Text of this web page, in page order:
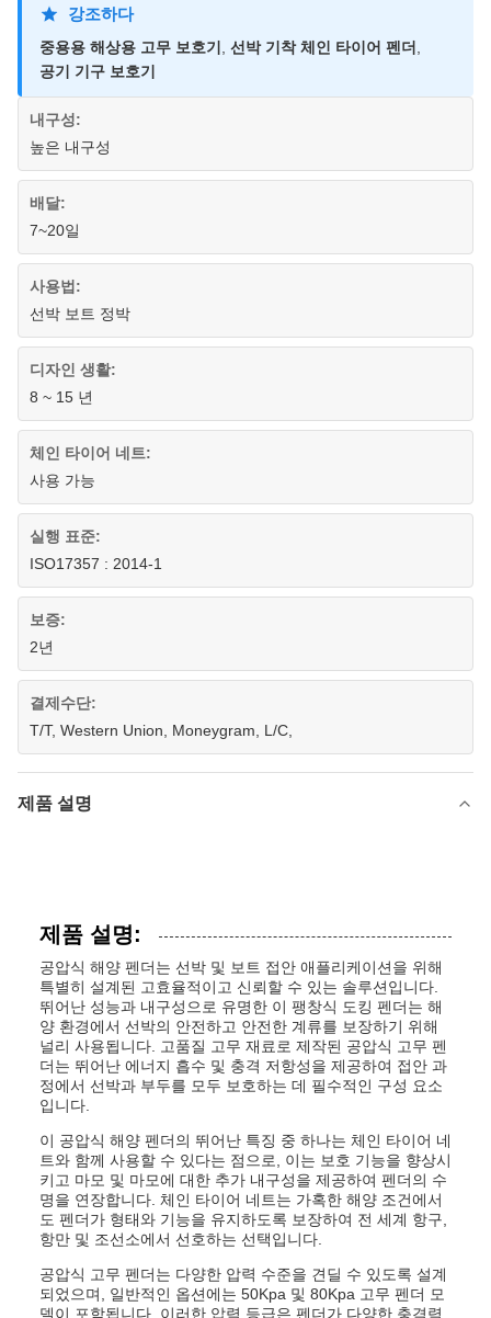
강조하다
중용용 해상용 고무 보호기 선박 기착 체인 타이어 펜더
공기 기구 보호기
내구성:
높은 내구성
배달:
7~20일
사용법:
선박 보트 정박
디자인 생활:
8 ~ 15 년
체인 타이어 네트:
사용 가능
실행 표준:
ISO17357 : 2014-1
보증:
2년
결제수단:
T/T, Western Union, Moneygram, L/C,
제품 설명
제품 설명:
공압식 해양 펜더는 선박 및 보트 접안 애플리케이션을 위해
특별히 설계된 고효율적이고 신뢰할 수 있는 솔루션입니다.
뛰어난 성능과 내구성으로 유명한 이 팽창식 도킹 펜더는 해
양 환경에서 선박의 안전하고 안전한 계류를 보장하기 위해
널리 사용됩니다. 고품질 고무 재료로 제작된 공압식 고무 펜
더는 뛰어난 에너지 흡수 및 충격 저항성을 제공하여 접안 과
정에서 선박과 부두를 모두 보호하는 데 필수적인 구성 요소
입니다.
이 공압식 해양 펜더의 뛰어난 특징 중 하나는 체인 타이어 네
트와 함께 사용할 수 있다는 점으로, 이는 보호 기능을 향상시
키고 마모 및 마모에 대한 추가 내구성을 제공하여 펜더의 수
명을 연장합니다. 체인 타이어 네트는 가혹한 해양 조건에서
도 펜더가 형태와 기능을 유지하도록 보장하여 전 세계 항구,
항만 및 조선소에서 선호하는 선택입니다.
공압식 고무 펜더는 다양한 압력 수준을 견딜 수 있도록 설계
되었으며, 일반적인 옵션에는 50Kpa 및 80Kpa 고무 펜더 모
델이 포함됩니다. 이러한 압력 등급은 펜더가 다양한 충격력